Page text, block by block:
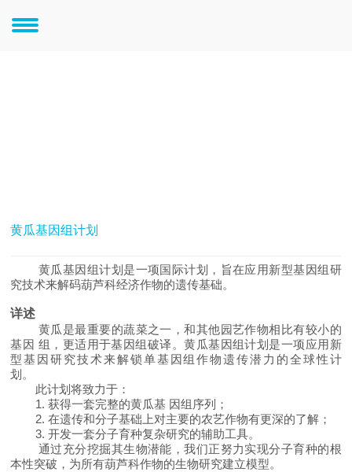
大科学-重大项目
黄瓜基因组计划
黄瓜基因组计划是一项国际计划，旨在应用新型基因组研
究技术来解码葫芦科经济作物的遗传基础。
详述
黄瓜是最重要的蔬菜之一，和其他园艺作物相比有较小的
基因 组，更适用于基因组破译。黄瓜基因组计划是一项应用新
型基因研究技术来解锁单基因组作物遗传潜力的全球性计
划。
此计划将致力于：
1. 获得一套完整的黄瓜基 因组序列；
2. 在遗传和分子基础上对主要的农艺作物有更深的了解；
3. 开发一套分子育种复杂研究的辅助工具。
通过充分挖掘其生物潜能，我们正努力实现分子育种的根
本性突破，为所有葫芦科作物的生物研究建立模型。